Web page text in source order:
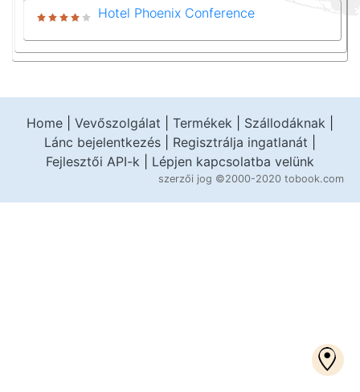
Hotel Phoenix Conference
Home Vevőszolgálat Termékek Szállodáknak
Lánc bejelentkezés
Regisztrálja ingatlanát
Fejlesztői API-k
Lépjen kapcsolatba velünk
szerzői jog ©2000-2020 tobook.com